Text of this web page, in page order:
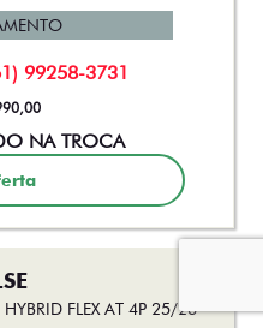
99258-3731
NA TROCA
FLEX AT 4P 25/26